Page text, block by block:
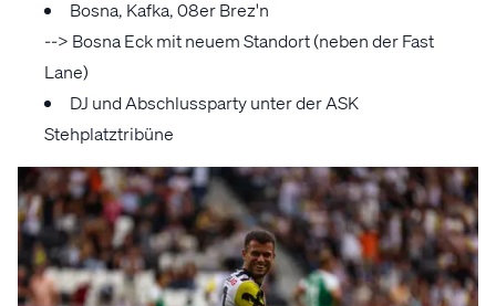
Bosna, Kafka, 08er Brez'n
--> Bosna Eck mit neuem Standort (neben der Fast
Lane)
DJ und Abschlussparty unter der ASK
Stehplatztribüne